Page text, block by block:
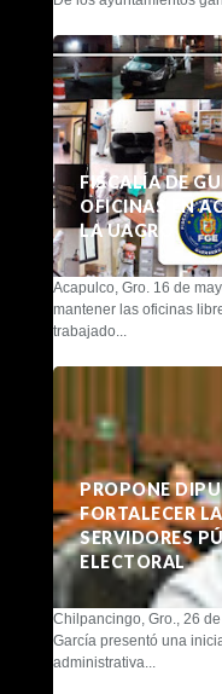
FISCALÍA DE
OFICINAS EN
LA UAGRO
Acapulco, Gro. 16 de
mantener las oficinas
trabajado...
PROPONE
FORTALECER
SERVIDORES
ELECTORAL
Chilpancingo, Gro., 26
García presentó una
administrativa...